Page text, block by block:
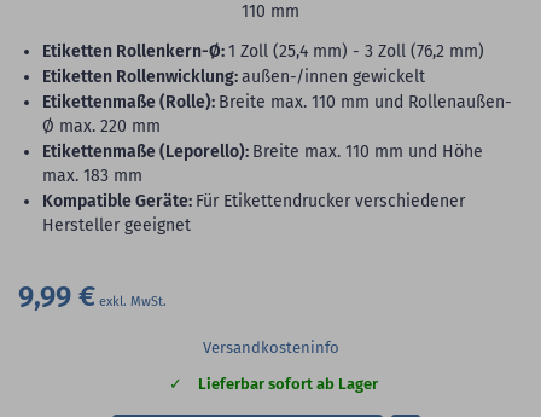
110 mm
Etiketten Rollenkern-Ø:1 Zoll (25,4 mm) - 3 Zoll (76,2 mm)
Etiketten Rollenwicklung:außen-/innen gewickelt
Etikettenmaße (Rolle): Breite max. 110 mm und Rollenaußen-
Ø max. 220 mm
Etikettenmaße (Leporello): Breite max. 110 mm und Höhe
max. 183 mm
Kompatible Geräte: Für Etikettendrucker verschiedener
Hersteller geeignet
9,99 €
Versandkosteninfo
Lieferbar sofort ab Lager